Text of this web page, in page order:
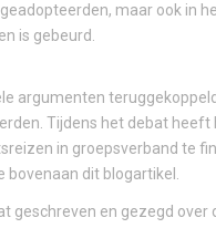
maar ook in
is gebeurd.
argumenten
Tijdens het debat heeft
in groepsverband te
dit blogartikel.
geschreven en gezegd